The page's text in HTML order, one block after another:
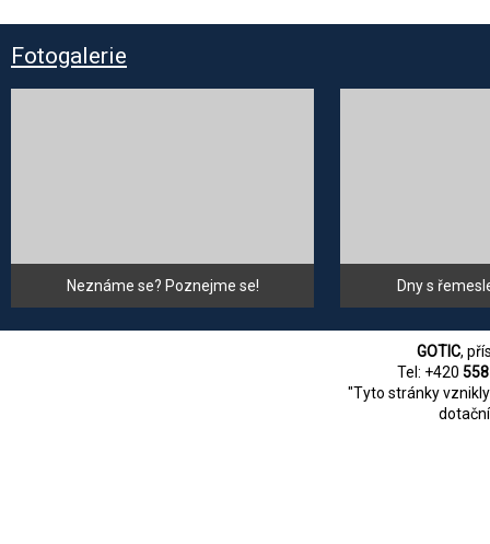
Fotogalerie
Neznáme se? Poznejme se! Dny s
GOTIC,
Tel: +420
"Tyto stránky